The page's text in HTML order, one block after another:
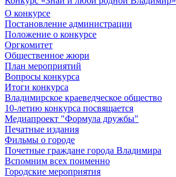
О конкурсе
Постановление администрации
Положение о конкурсе
Оргкомитет
Общественное жюри
План мероприятий
Вопросы конкурса
Итоги конкурса
Владимирское краеведческое общество
10-летию конкурса посвящается
Медиапроект "Формула дружбы"
Печатные издания
Фильмы о городе
Почетные граждане города Владимира
Вспомним всех поименно
Городские мероприятия